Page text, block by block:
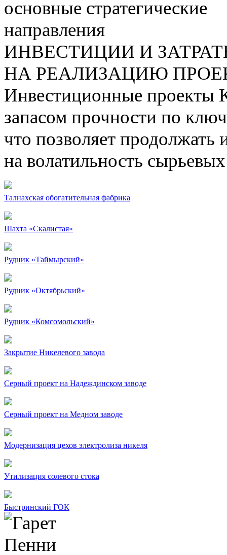
основные стратегические
направления
ИНВЕСТИЦИИ И
НА РЕАЛИЗАЦИЮ
Инвестиционные проекты
запасом прочности по
что позволяет продолжать
на волатильность
Талнахская обогатительная фабрика
Шахта «Скалистая»
Рудник «Таймырский»
Рудник «Октябрьский»
Рудник «Комсомольский»
Закрытие Никелевого завода
Серный проект на Надеждинском заводе
Серный проект на Медном заводе
Модернизация цехов электролиза никеля
Утилизация солевого стока
Быстринский ГОК